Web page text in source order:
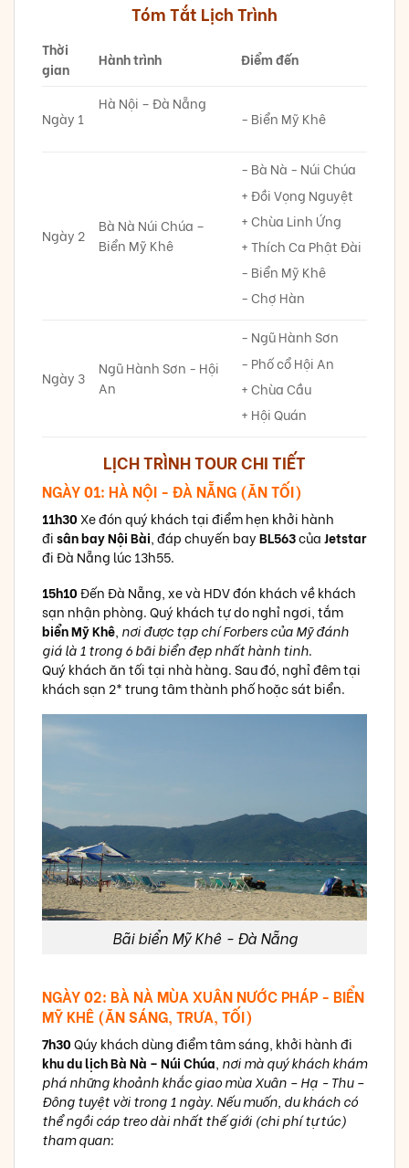
Tóm Tắt Lịch Trình
Thời
gian
Hành trình Điểm đến
Ngày 1
Hà Nội – Đà Nẵng
- Biển Mỹ Khê
Ngày 2
Bà Nà Núi Chúa –
Biển Mỹ Khê
- Bà Nà - Núi Chúa
+ Đồi Vọng Nguyệt
+ Chùa Linh Ứng
+ Thích Ca Phật Đài
- Biển Mỹ Khê
- Chợ Hàn
Ngày 3
Ngũ Hành Sơn - Hội
An
- Ngũ Hành Sơn
- Phố cổ Hội An
+ Chùa Cầu
+ Hội Quán
LỊCH TRÌNH TOUR CHI TIẾT
NGÀY 01: HÀ NỘI - ĐÀ NẴNG (ĂN TỐI)
11h30Xe đón quý khách tại điểm hẹn khởi hành
đisân bay Nội Bài , đáp chuyến bayBL563củaJetstar
đi Đà Nẵng lúc 13h55.
15h10Đến Đà Nẵng, xe và HDV đón khách về khách
sạn nhận phòng. Quý khách tự do nghỉ ngơi, tắm
biển Mỹ Khê, nơi được tạp chí Forbers của Mỹ đánh
giá là 1 trong 6 bãi biển đẹp nhất hành tinh.
Quý khách ăn tối tại nhà hàng. Sau đó, nghỉ đêm tại
khách sạn 2* trung tâm thành phố hoặc sát biển.
Bãi biển Mỹ Khê - Đà Nẵng
NGÀY 02: BÀ NÀ MÙA XUÂN NƯỚC PHÁP - BIỂN
MỸ KHÊ (ĂN SÁNG, TRƯA, TỐI)
7h30Qúy khách dùng điểm tâm sáng, khởi hành đi
khu du lịch Bà Nà – Núi Chúa, nơi mà quý khách khám
phá những khoảnh khắc giao mùa Xuân – Hạ - Thu –
Đông tuyệt vời trong 1 ngày. Nếu muốn, du khách có
thể ngồi cáp treo dài nhất thế giới (chi phí tự túc)
tham quan: